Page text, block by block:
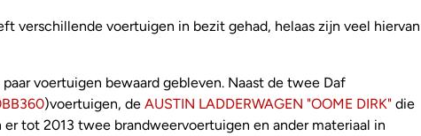
verschillende voertuigen in bezit gehad, helaas zijn veel hiervan
voertuigen bewaard gebleven. Naast de twee Daf
)voertuigen, de AUSTIN LADDERWAGEN "OOME DIRK" die
tot 2013 twee brandweervoertuigen en ander materiaal in